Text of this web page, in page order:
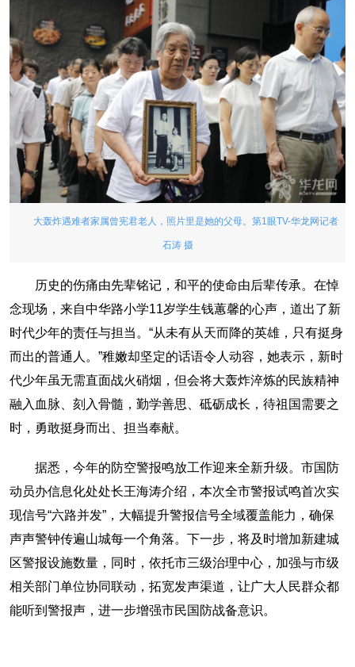
大轰炸遇难者家属曾宪君老人，照片里是她的父母。第1眼TV-华龙网记者
石涛 摄
历史的伤痛由先辈铭记，和平的使命由后辈传承。在悼
念现场，来自中华路小学11岁学生钱蕙馨的心声，道出了新
时代少年的责任与担当。“从未有从天而降的英雄，只有挺身
而出的普通人。”稚嫩却坚定的话语令人动容，她表示，新时
代少年虽无需直面战火硝烟，但会将大轰炸淬炼的民族精神
融入血脉、刻入骨髓，勤学善思、砥砺成长，待祖国需要之
时，勇敢挺身而出、担当奉献。
据悉，今年的防空警报鸣放工作迎来全新升级。市国防
动员办信息化处处长王海涛介绍，本次全市警报试鸣首次实
现信号“六路并发”，大幅提升警报信号全域覆盖能力，确保
声声警钟传遍山城每一个角落。下一步，将及时增加新建城
区警报设施数量，同时，依托市三级治理中心，加强与市级
相关部门单位协同联动，拓宽发声渠道，让广大人民群众都
能听到警报声，进一步增强市民国防战备意识。